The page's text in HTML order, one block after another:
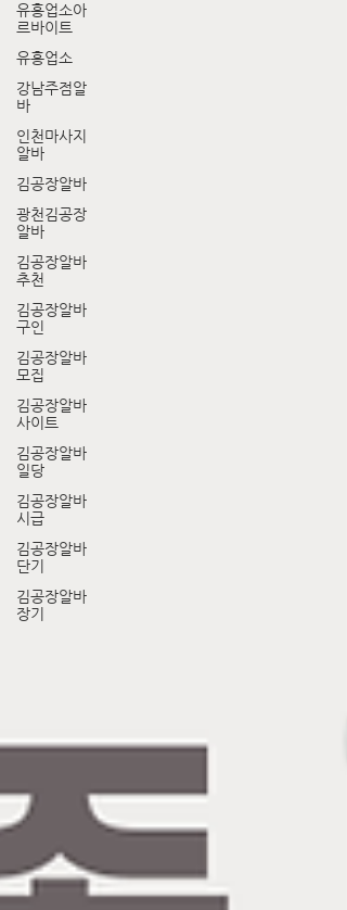
유흥업소아
르바이트
유흥업소
강남주점알
바
인천마사지
알바
김공장알바
광천김공장
알바
김공장알바
추천
김공장알바
구인
김공장알바
모집
김공장알바
사이트
김공장알바
일당
김공장알바
시급
김공장알바
단기
김공장알바
장기